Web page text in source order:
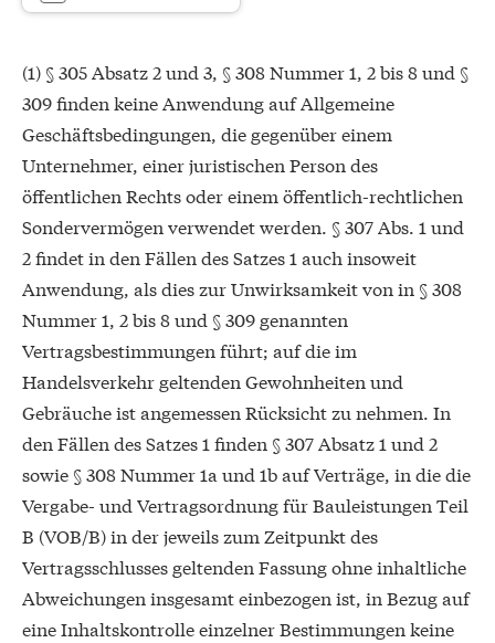
(1) § 305 Absatz 2 und 3, § 308 Nummer 1, 2 bis 8 und §
309 finden keine Anwendung auf Allgemeine
Geschäftsbedingungen, die gegenüber einem
Unternehmer, einer juristischen Person des
öffentlichen Rechts oder einem öffentlich-rechtlichen
Sondervermögen verwendet werden. § 307 Abs. 1 und
2 findet in den Fällen des Satzes 1 auch insoweit
Anwendung, als dies zur Unwirksamkeit von in § 308
Nummer 1, 2 bis 8 und § 309 genannten
Vertragsbestimmungen führt; auf die im
Handelsverkehr geltenden Gewohnheiten und
Gebräuche ist angemessen Rücksicht zu nehmen. In
den Fällen des Satzes 1 finden § 307 Absatz 1 und 2
sowie § 308 Nummer 1a und 1b auf Verträge, in die die
Vergabe- und Vertragsordnung für Bauleistungen Teil
B (VOB/B) in der jeweils zum Zeitpunkt des
Vertragsschlusses geltenden Fassung ohne inhaltliche
Abweichungen insgesamt einbezogen ist, in Bezug auf
eine Inhaltskontrolle einzelner Bestimmungen keine